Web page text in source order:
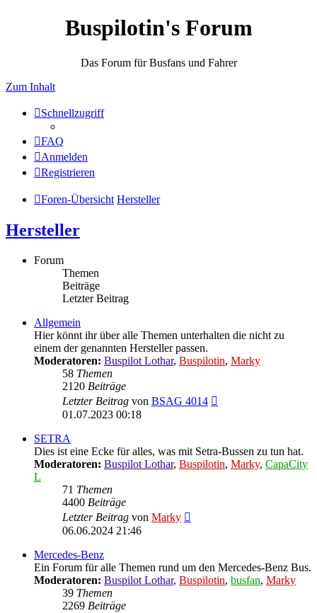
Buspilotin's Forum
Das Forum für Busfans und Fahrer
Zum Inhalt
Schnellzugriff
FAQ
Anmelden
Registrieren
Foren-Übersicht Hersteller
Hersteller
Forum
Themen
Beiträge
Letzter Beitrag
Allgemein
Hier könnt ihr über alle Themen unterhalten die nicht zu
einem der genannten Hersteller passen.
Moderatoren: Buspilot Lothar, Buspilotin, Marky
58 Themen
2120 Beiträge
Letzter Beitrag von BSAG 4014
01.07.2023 00:18
SETRA
Dies ist eine Ecke für alles, was mit Setra-Bussen zu tun hat.
Moderatoren: Buspilot Lothar, Buspilotin, Marky, CapaCity
L
71 Themen
4400 Beiträge
Letzter Beitrag von Marky
06.06.2024 21:46
Mercedes-Benz
Ein Forum für alle Themen rund um den Mercedes-Benz Bus.
Moderatoren: Buspilot Lothar, Buspilotin, busfan, Marky
39 Themen
2269 Beiträge